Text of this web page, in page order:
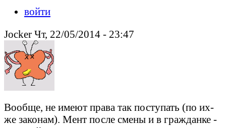
войти
Jocker Чт, 22/05/2014 - 23:47
Вообще, не имеют права так поступать (по их-
же законам). Мент после смены и в гражданке -